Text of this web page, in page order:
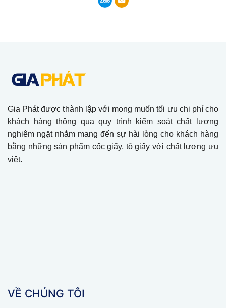
Gia Phát được thành lập với mong muốn tối ưu chi phí cho
khách hàng thông qua quy trình kiểm soát chất lượng
nghiêm ngặt nhằm mang đến sự hài lòng cho khách hàng
bằng những sản phẩm cốc giấy, tô giấy với chất lượng ưu
việt.
VỀ CHÚNG TÔI